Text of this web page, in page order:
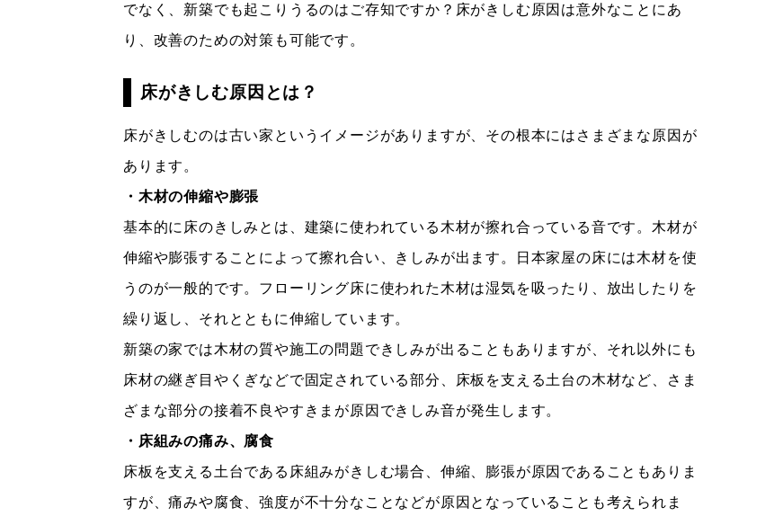
でなく、新築でも起こりうるのはご存知ですか？床がきしむ原因は意外なことにあ
り、改善のための対策も可能です。
床がきしむ原因とは？
床がきしむのは古い家というイメージがありますが、その根本にはさまざまな原因が
あります。
・木材の伸縮や膨張
基本的に床のきしみとは、建築に使われている木材が擦れ合っている音です。木材が
伸縮や膨張することによって擦れ合い、きしみが出ます。日本家屋の床には木材を使
うのが一般的です。フローリング床に使われた木材は湿気を吸ったり、放出したりを
繰り返し、それとともに伸縮しています。
新築の家では木材の質や施工の問題できしみが出ることもありますが、それ以外にも
床材の継ぎ目やくぎなどで固定されている部分、床板を支える土台の木材など、さま
ざまな部分の接着不良やすきまが原因できしみ音が発生します。
・床組みの痛み、腐食
床板を支える土台である床組みがきしむ場合、伸縮、膨張が原因であることもありま
すが、痛みや腐食、強度が不十分なことなどが原因となっていることも考えられま